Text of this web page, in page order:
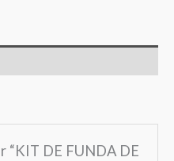
“KIT DE FUNDA DE